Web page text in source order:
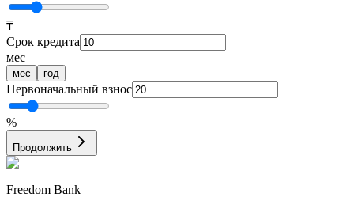
₸
Срок кредита
мес
мес год
Первоначальный взнос
%
Продолжить
Freedom Bank